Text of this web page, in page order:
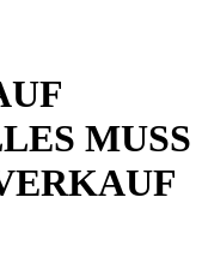
MUSS